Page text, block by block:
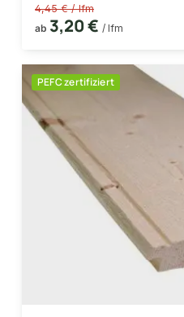
4,45 € / lfm
ab 3,20 € / lfm
PEFC zertifiziert